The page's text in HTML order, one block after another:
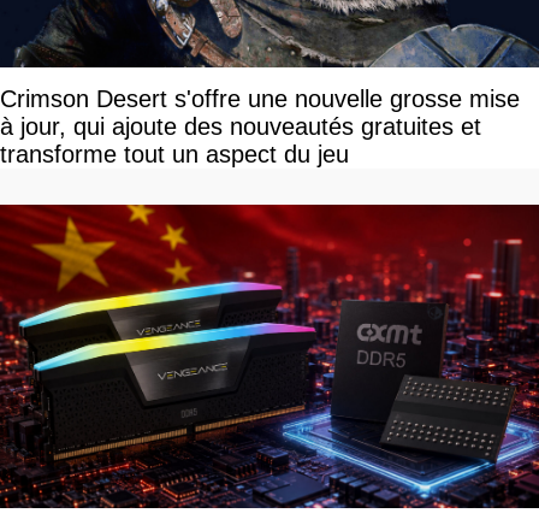
Crimson Desert s'offre une nouvelle grosse mise
à jour, qui ajoute des nouveautés gratuites et
transforme tout un aspect du jeu